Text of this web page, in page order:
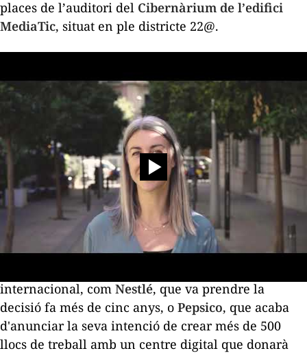
places de lʼauditori del Cibernàrium de lʼedifici
MediaTic, situat en ple districte 22@.
A la trobada dedicada al talent participaran
algunes de les multinacionals que han optat per
internacional, com Nestlé, que va prendre la
decisió fa més de cinc anys, o Pepsico, que acaba
d'anunciar la seva intenció de crear més de 500
llocs de treball amb un centre digital que donarà